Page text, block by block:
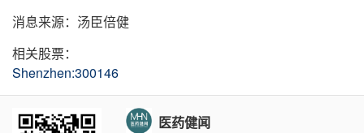
消息来源：汤臣倍健
相关股票：
Shenzhen:300146
医药健闻